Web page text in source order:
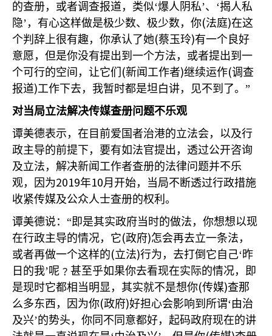
的查册，或者调查报道，类似‘爆人阴私’、‘揭人私
隐’，有心这样做是极少数、极少数，你(法庭)在这
个判辞上很有趣，你承认了她(蔡玉玲)有一个良好
意愿，但是你没有提出到一个方法，或者提出到一
个可行的空间，让它们 (新闻工作者)继续运作(调查
报道)工作下去，我暂时都是坦白讲，见不到了。”
对当局立法解决传媒查册问题不乐观
谭美德表示，在目前爱国者治港的立法会，以及行
政主导的前提下，要有如法官提出，透过公开咨询
及立法，解决新闻工作者查册的法律问题并不乐
观，因为2019年10月开始，当局不断透过行政措施
收紧传媒及公众人士查册的权利。
谭美德说：“即是其实政府当时的做法，你想想以现
在行政主导的情况，它(政府)怎会再去立一条法，
或者再做一个这样的(立法)行为，去打倒它自己‘昨
日的我’呢﹖甚至乎如果你去看现在实际的情况，即
是现时它都相当明显，其实就不是想你(传媒)查那
么多东西，因为你(政府)好担心会影响到所谓‘由治
及兴’的势头，你同不同意都好，起码政府现在的讲